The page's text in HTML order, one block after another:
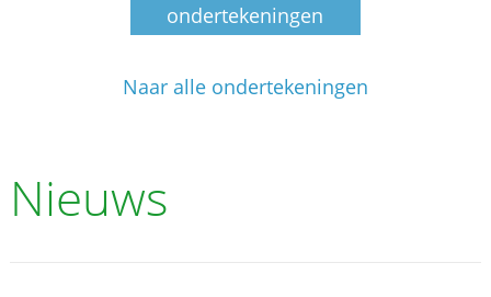
ondertekeningen
Naar alle ondertekeningen
Nieuws